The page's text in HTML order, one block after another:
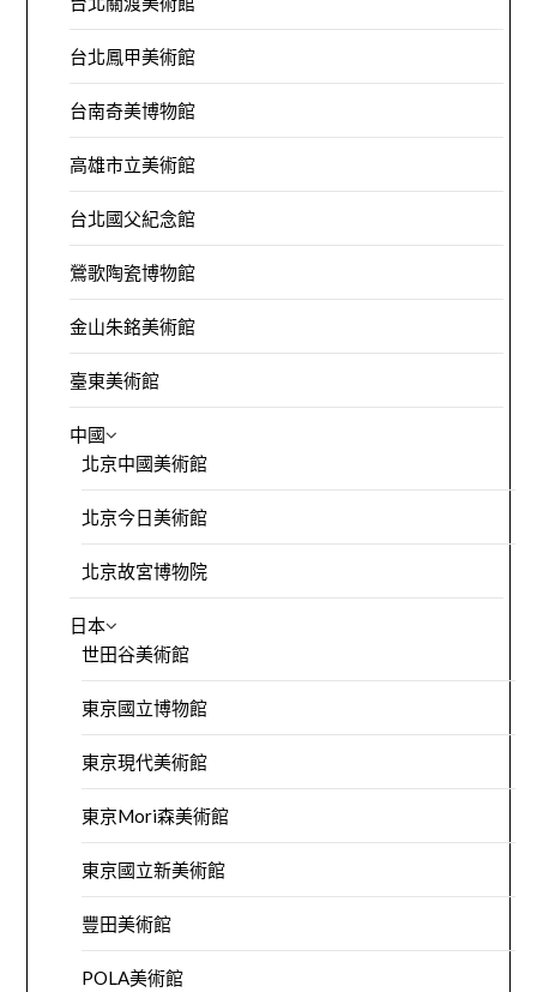
台北鳳甲美術館
台南奇美博物館
高雄市立美術館
台北國父紀念館
鶯歌陶瓷博物館
金山朱銘美術館
臺東美術館
中國
北京中國美術館
北京今日美術館
北京故宮博物院
日本
世田谷美術館
東京國立博物館
東京現代美術館
東京Mori森美術館
東京國立新美術館
豐田美術館
POLA美術館